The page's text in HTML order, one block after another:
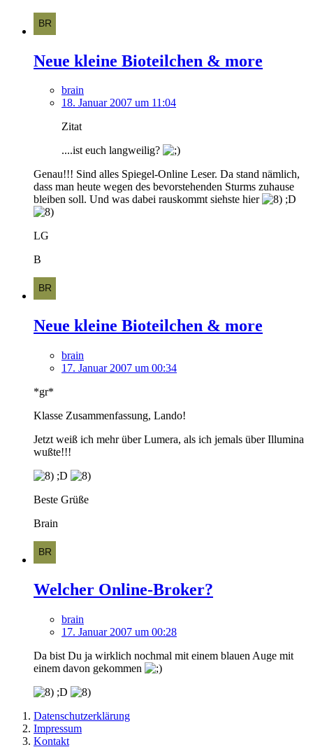
Neue kleine Bioteilchen & more
brain
18. Januar 2007 um 11:04
Zitat
....ist euch langweilig?
Genau!!! Sind alles Spiegel-Online Leser. Da stand nämlich,
dass man heute wegen des bevorstehenden Sturms zuhause
bleiben soll. Und was dabei rauskommt siehste hier
;D
LG
B
Neue kleine Bioteilchen & more
brain
17. Januar 2007 um 00:34
*gr*
Klasse Zusammenfassung, Lando!
Jetzt weiß ich mehr über Lumera, als ich jemals über Illumina
wußte!!!
;D
Beste Grüße
Brain
Welcher Online-Broker?
brain
17. Januar 2007 um 00:28
Da bist Du ja wirklich nochmal mit einem blauen Auge mit
einem davon gekommen
;D
Datenschutzerklärung
Impressum
Kontakt